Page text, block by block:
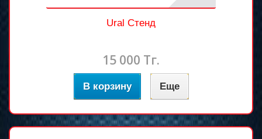
Ural Стенд
15 000 Тг.
В корзину Еще